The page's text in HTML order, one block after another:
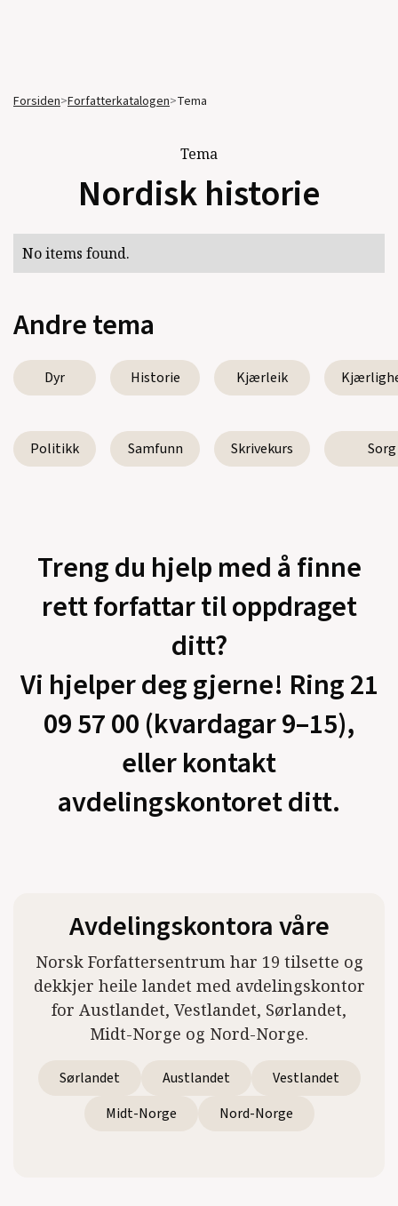
Forsiden>Forfatterkatalogen>Tema
Tema
Nordisk historie
No items found.
Andre tema
Dyr Historie Kjærleik
Politikk Samfunn Skrivekurs Sorg
Treng du hjelp med å finne
rett forfattar til oppdraget
ditt?
Vi hjelper deg gjerne! Ring 21
09 57 00 (kvardagar 9–15),
eller kontakt
avdelingskontoret ditt.
Avdelingskontora våre
Norsk Forfattersentrum har 19 tilsette og
dekkjer heile landet med avdelingskontor
for Austlandet, Vestlandet, Sørlandet,
Midt-Norge og Nord-Norge.
Sørlandet Austlandet
Vestlandet
Midt-Norge
Nord-Norge